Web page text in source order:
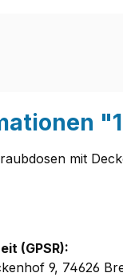
mit
(GPSR):
9, 74626